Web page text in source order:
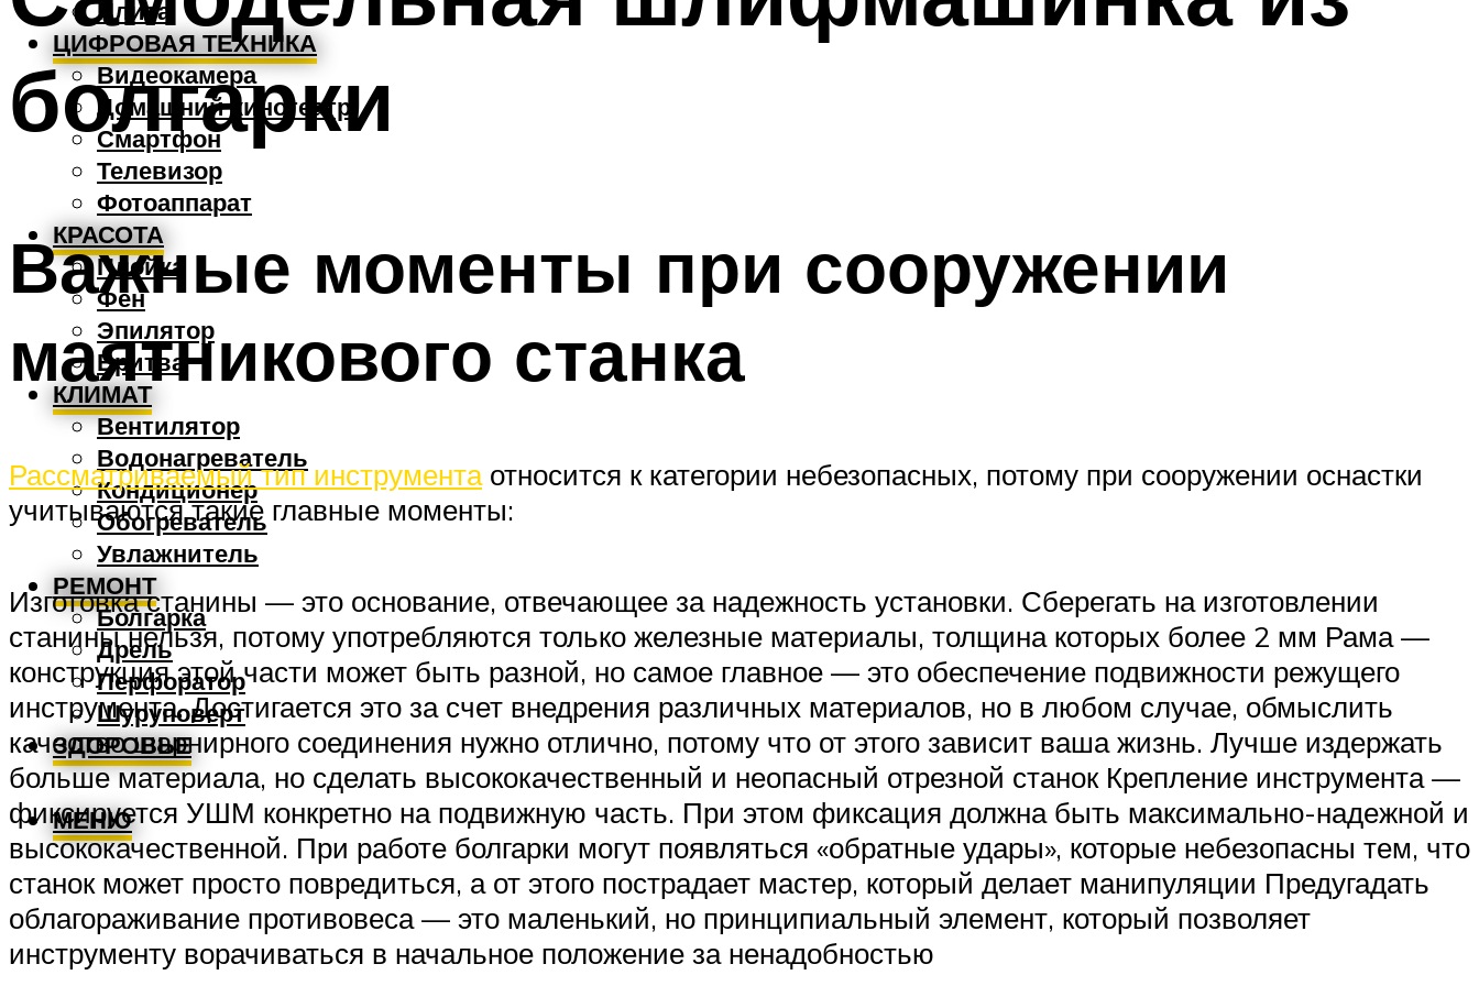
Плита
ЦИФРОВАЯ ТЕХНИКА
Видеокамера
Домашний кинотеатр
Смартфон
Телевизор
Фотоаппарат
КРАСОТА
Плойка
Фен
Эпилятор
Бритва
КЛИМАТ
Вентилятор
Водонагреватель
Кондиционер
Обогреватель
Увлажнитель
РЕМОНТ
Болгарка
Дрель
Перфоратор
Шуруповерт
ЗДОРОВЬЕ
МЕНЮ
болгарки
Важные моменты при сооружении
маятникового станка
Рассматриваемый тип инструментаотносится к категории небезопасных, потому при сооружении оснастки
учитываются такие главные моменты:
Изготовка станины — это основание, отвечающее за надежность установки. Сберегать на изготовлении
станины нельзя, потому употребляются только железные материалы, толщина которых более 2 мм Рама —
конструкция этой части может быть разной, но самое главное — это обеспечение подвижности режущего
инструмента. Достигается это за счет внедрения различных материалов, но в любом случае, обмыслить
качество шарнирного соединения нужно отлично, потому что от этого зависит ваша жизнь. Лучше издержать
больше материала, но сделать высококачественный и неопасный отрезной станок Крепление инструмента —
фиксируется УШМ конкретно на подвижную часть. При этом фиксация должна быть максимально-надежной и
высококачественной. При работе болгарки могут появляться «обратные удары», которые небезопасны тем, что
станок может просто повредиться, а от этого пострадает мастер, который делает манипуляции Предугадать
облагораживание противовеса — это маленький, но принципиальный элемент, который позволяет
инструменту ворачиваться в начальное положение за ненадобностью